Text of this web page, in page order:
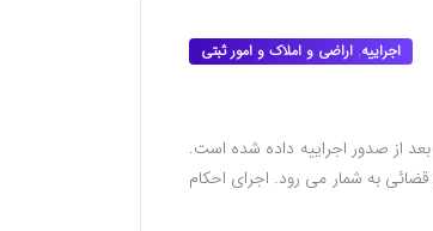
اجراییه, اراضی و املاک و امور ثبتی
از صدور اجراییه داده شده است.
به شمار می رود. اجرای احکام